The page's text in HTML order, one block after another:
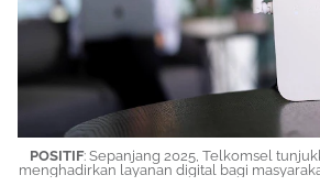
POSITIF: Sepanjang 2025, Telkomsel
menghadirkan layanan digital bagi